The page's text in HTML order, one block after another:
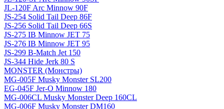
JL-120F Arc Minnow 90F
JS-254 Solid Tail Deep 86F
JS-256 Solid Tail Deep 66S
JS-275 IB Minnow JET 75
JS-276 IB Minnow JET 95
JS-299 B-Match Jet 150
JS-344 Hide Jerk 80 S
MONSTER (Монстры)
MG-005F Musky Monster SL200
EG-045F Jer-O Minnow 180
MG-006CL Musky Monster Deep 160CL
MG-006F Musky Monster DM160